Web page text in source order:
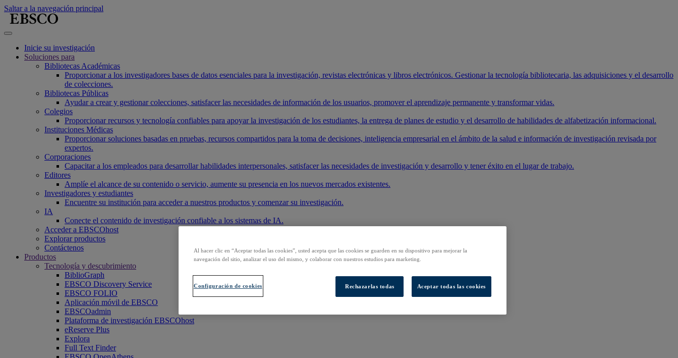
Saltar a la navegación principal
Inicie su investigación
Soluciones para
Bibliotecas Académicas
Proporcionar a los investigadores bases de datos esenciales para la investigación, revistas electrónicas y libros electrónicos. Gestionar la tecnología bibliotecaria, las adquisiciones y el desarrollo
de colecciones.
Bibliotecas Públicas
Ayudar a crear y gestionar colecciones, satisfacer las necesidades de información de los usuarios, promover el aprendizaje permanente y transformar vidas.
Colegios
Proporcionar recursos y tecnología confiables para apoyar la investigación de los estudiantes, la entrega de planes de estudio y el desarrollo de habilidades de alfabetización informacional.
Instituciones Médicas
Proporcionar soluciones basadas en pruebas, recursos compartidos para la toma de decisiones, inteligencia empresarial en el ámbito de la salud e información de investigación revisada por
expertos.
Corporaciones
Capacitar a los empleados para desarrollar habilidades interpersonales, satisfacer las necesidades de investigación y desarrollo y tener éxito en el lugar de trabajo.
Editores
Amplíe el alcance de su contenido o servicio, aumente su presencia en los nuevos mercados existentes.
Investigadores y estudiantes
Encuentre su institución para acceder a nuestros productos y comenzar su investigación.
IA
Conecte el contenido de investigación confiable a los sistemas de IA.
Acceder a EBSCOhost
Explorar productos
Contáctenos
Productos
Tecnología y descubrimiento
BiblioGraph
EBSCO Discovery Service
EBSCO FOLIO
Aplicación móvil de EBSCO
EBSCOadmin
Plataforma de investigación EBSCOhost
eReserve Plus
Explora
Full Text Finder
Al hacer clic en “Aceptar todas las cookies”, usted acepta que las cookies se guarden en su dispositivo para mejorar la
navegación del sitio, analizar el uso del mismo, y colaborar con nuestros estudios para marketing.
Configuración de cookies Rechazarlas todas Aceptar todas las cookies